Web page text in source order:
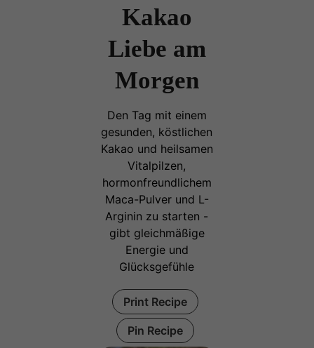
Kakao
Liebe am
Morgen
Den Tag mit einem
gesunden, köstlichen
Kakao und heilsamen
Vitalpilzen,
hormonfreundlichem
Maca-Pulver und L-
Arginin zu starten -
gibt gleichmäßige
Energie und
Glücksgefühle
Print Recipe
Pin Recipe